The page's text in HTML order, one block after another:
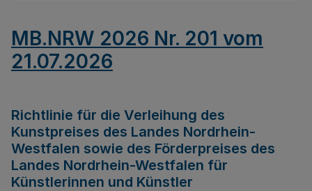
MB.NRW 2026 Nr. 201 vom
21.07.2026
Richtlinie für die Verleihung des
Kunstpreises des Landes Nordrhein-
Westfalen sowie des Förderpreises des
Landes Nordrhein-Westfalen für
Künstlerinnen und Künstler